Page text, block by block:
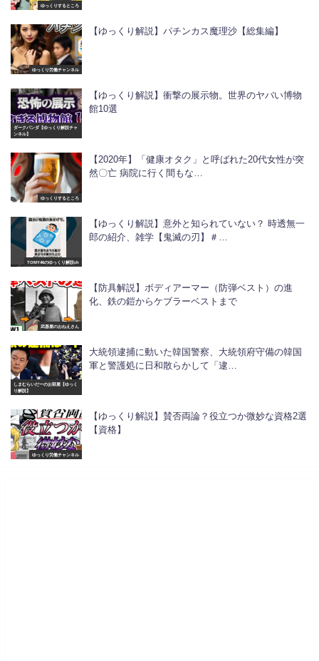
ゆっくりするところ
ゆっくり労働チャンネル
【ゆっくり解説】パチンカス魔理沙【総集編】
ダークパンダ【ゆっくり解説チャ
ンネル】
【ゆっくり解説】衝撃の展示物。世界のヤバい博物
館10選
ゆっくりするところ
【2020年】「健康オタク」と呼ばれた20代女性が突
然〇亡 病院に行く間もな…
TOMY46のゆっくり解説ch
【ゆっくり解説】意外と知られていない？ 時透無一
郎の紹介、雑学【鬼滅の刃】＃…
武器屋のおねえさん
【防具解説】ボディアーマー（防弾ベスト）の進
化、鉄の鎧からケブラーベストまで
しまむらいだーのお部屋【ゆっく
り解説】
大統領逮捕に動いた韓国警察、大統領府守備の韓国
軍と警護処に日和散らかして「逮…
ゆっくり労働チャンネル
【ゆっくり解説】賛否両論？役立つか微妙な資格2選
【資格】